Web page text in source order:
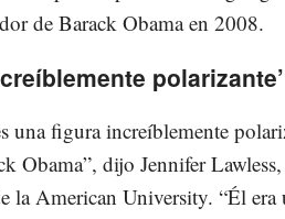
de Barack Obama en 2008.
polarizante’
una figura increíblemente
Obama”, dijo Jennifer
la American University. “Él era